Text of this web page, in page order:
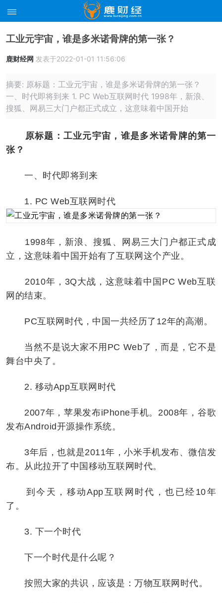
工业元宇宙，谁是多米诺骨牌的第一张？
鹿财经网 发表于2022-01-01 11:56:06
摘要: 原标题：工业元宇宙，谁是多米诺骨牌的第一张？
一、时代即将到来 1. PC Web互联网时代 1998年，新浪、
搜狐、网易三大门户都正式成立，这意味着中国开始
原标题：工业元宇宙，谁是多米诺骨牌的第一
张？
一、时代即将到来
1. PC Web互联网时代
1998年，新浪、搜狐、网易三大门户都正式成
立，这意味着中国开始有了互联网这个产业。
2010年，3Q大战，这意味着中国PC Web互联
网的结束。
PC互联网时代，中国一共经历了12年的高潮。
当然不是说大家不用PC Web了，而是，它不是
舞台中央了。
2. 移动App互联网时代
2007年，苹果发布iPhone手机。2008年，谷歌
发布Android开源操作系统。
3年后，也就是2011年，小米手机发布、微信发
布。从此拉开了中国移动互联网时代。
到今天，移动App互联网时代，也已经10年
了。
3. 下一个时代
下一个时代是什么呢？
按照大家的共识，应该是：万物互联网时代。